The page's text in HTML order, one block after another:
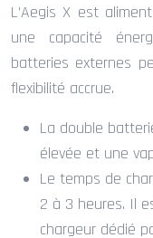
L’Aegis X est
une capacité
batteries externes
flexibilité accrue.
La double
élevée et une
Le temps de
2 à 3 heures. Il
chargeur dédié